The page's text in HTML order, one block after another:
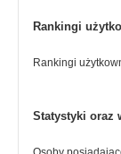
Rankingi
Rankingi
Statystyki oraz